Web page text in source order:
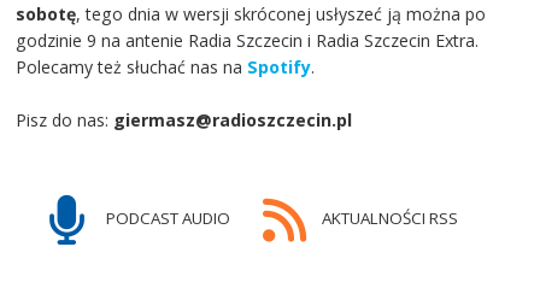
sobotę, tego dnia w wersji skróconej usłyszeć ją można po
godzinie 9 na antenie Radia Szczecin i Radia Szczecin Extra.
Polecamy też słuchać nas na Spotify.
Pisz do nas: giermasz@radioszczecin.pl
PODCAST AUDIO AKTUALNOŚCI RSS